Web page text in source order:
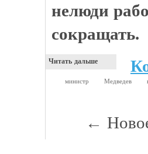
нелюди
сокращать.
Читать дальше
министр Медведев
←